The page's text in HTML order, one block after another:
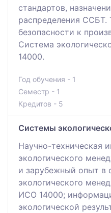
стандартов,
распределения ССБТ.
безопасности к
Система
14000.
Год обучения - 1
Семестр - 1
Кредитов - 5
Системы
Научно-техническая
экологического
и зарубежный опыт в
экологического
ИСО 14000;
экологической